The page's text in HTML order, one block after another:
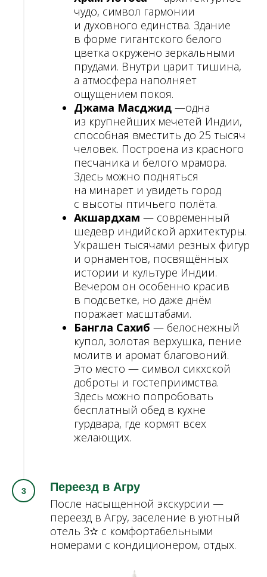
чудо, символ гармонии
и духовного единства. Здание
в форме гигантского белого
цветка окружено зеркальными
прудами. Внутри царит тишина,
а атмосфера наполняет
ощущением покоя.
Джама Масджид —одна
из крупнейших мечетей Индии,
способная вместить до 25 тысяч
человек. Построена из красного
песчаника и белого мрамора.
Здесь можно подняться
на минарет и увидеть город
с высоты птичьего полёта.
Акшардхам — современный
шедевр индийской архитектуры.
Украшен тысячами резных фигур
и орнаментов, посвящённых
истории и культуре Индии.
Вечером он особенно красив
в подсветке, но даже днём
поражает масштабами.
Бангла Сахиб — белоснежный
купол, золотая верхушка, пение
молитв и аромат благовоний.
Это место — символ сикхской
доброты и гостеприимства.
Здесь можно попробовать
бесплатный обед в кухне
гурдвара, где кормят всех
желающих.
Переезд в Агру
После насыщенной экскурсии —
переезд в Агру, заселение в уютный
отель 3✫ с комфортабельными
номерами с кондиционером, отдых.